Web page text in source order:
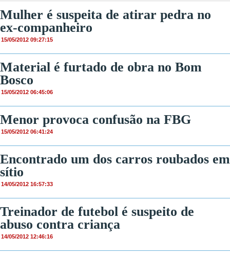
Mulher é suspeita de atirar pedra no
ex-companheiro
15/05/2012 09:27:15
Material é furtado de obra no Bom
Bosco
15/05/2012 06:45:06
Menor provoca confusão na FBG
15/05/2012 06:41:24
Encontrado um dos carros roubados em
sítio
14/05/2012 16:57:33
Treinador de futebol é suspeito de
abuso contra criança
14/05/2012 12:46:16